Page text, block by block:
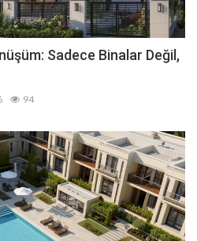
Sadece Binalar Değil,
94